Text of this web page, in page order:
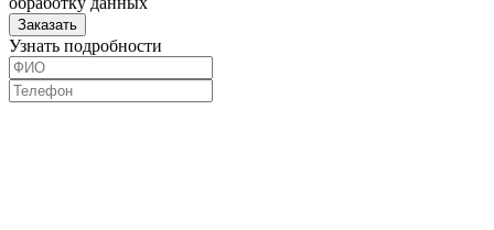
Заказать
Узнать подробности